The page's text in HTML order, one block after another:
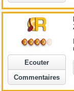
Ecouter
Commentaires